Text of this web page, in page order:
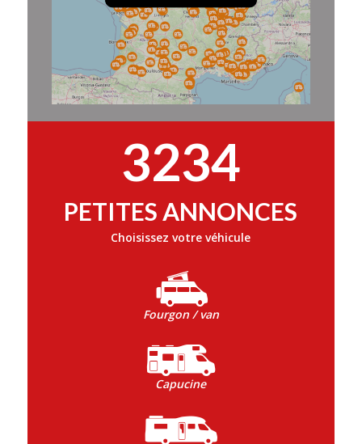
3234
PETITES ANNONCES
Choisissez votre véhicule
Fourgon / van
Capucine